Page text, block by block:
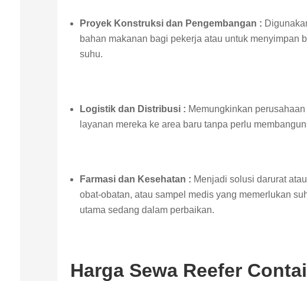
Proyek Konstruksi dan Pengembangan :
bahan makanan bagi pekerja atau untuk menyimpan
suhu.
Logistik dan Distribusi : Memungkinkan
layanan mereka ke area baru tanpa perlu
Farmasi dan Kesehatan : Menjadi solusi darurat
obat-obatan, atau sampel medis yang memerlukan
utama sedang dalam perbaikan.
Harga Sewa Reefer